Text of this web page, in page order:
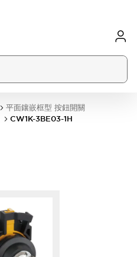
平面鑲嵌框型 按鈕開關
CW1K-3BE03-1H